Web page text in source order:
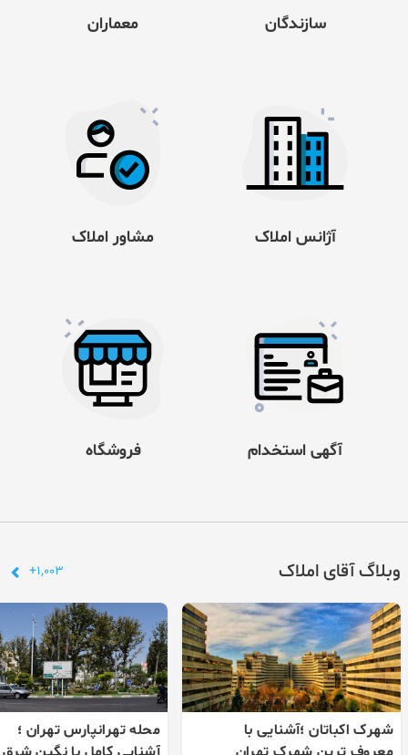
سازندگان معماران
آژانس املاک مشاور املاک
آگهی استخدام فروشگاه
وبلاگ آقای املاک 1,003+
شهرک اکباتان ؛آشنایی با
محله تهرانپارس تهران ؛